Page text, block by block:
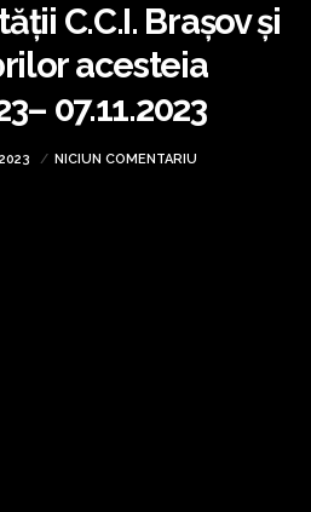
C.C.I. Brașov și
acesteia
07.11.2023
NICIUN COMENTARIU